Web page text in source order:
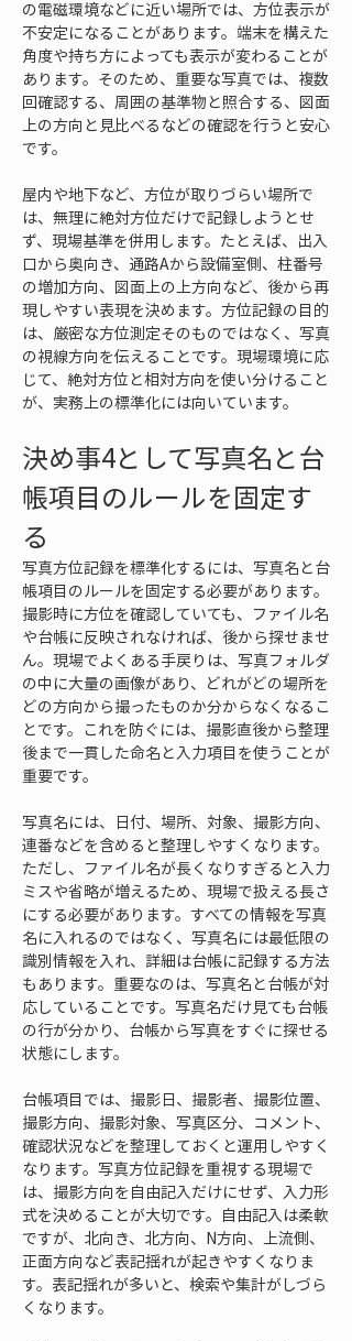
の電磁環境などに近い場所では、方位表示が
不安定になることがあります。端末を構えた
角度や持ち方によっても表示が変わることが
あります。そのため、重要な写真では、複数
回確認する、周囲の基準物と照合する、図面
上の方向と見比べるなどの確認を行うと安心
です。
屋内や地下など、方位が取りづらい場所で
は、無理に絶対方位だけで記録しようとせ
ず、現場基準を併用します。たとえば、出入
口から奥向き、通路Aから設備室側、柱番号
の増加方向、図面上の上方向など、後から再
現しやすい表現を決めます。方位記録の目的
は、厳密な方位測定そのものではなく、写真
の視線方向を伝えることです。現場環境に応
じて、絶対方位と相対方向を使い分けること
が、実務上の標準化には向いています。
決め事4として写真名と台
帳項目のルールを固定す
る
写真方位記録を標準化するには、写真名と台
帳項目のルールを固定する必要があります。
撮影時に方位を確認していても、ファイル名
や台帳に反映されなければ、後から探せませ
ん。現場でよくある手戻りは、写真フォルダ
の中に大量の画像があり、どれがどの場所を
どの方向から撮ったものか分からなくなるこ
とです。これを防ぐには、撮影直後から整理
後まで一貫した命名と入力項目を使うことが
重要です。
写真名には、日付、場所、対象、撮影方向、
連番などを含めると整理しやすくなります。
ただし、ファイル名が長くなりすぎると入力
ミスや省略が増えるため、現場で扱える長さ
にする必要があります。すべての情報を写真
名に入れるのではなく、写真名には最低限の
識別情報を入れ、詳細は台帳に記録する方法
もあります。重要なのは、写真名と台帳が対
応していることです。写真名だけ見ても台帳
の行が分かり、台帳から写真をすぐに探せる
状態にします。
台帳項目では、撮影日、撮影者、撮影位置、
撮影方向、撮影対象、写真区分、コメント、
確認状況などを整理しておくと運用しやすく
なります。写真方位記録を重視する現場で
は、撮影方向を自由記入だけにせず、入力形
式を決めることが大切です。自由記入は柔軟
ですが、北向き、北方向、N方向、上流側、
正面方向など表記揺れが起きやすくなりま
す。表記揺れが多いと、検索や集計がしづら
くなります。